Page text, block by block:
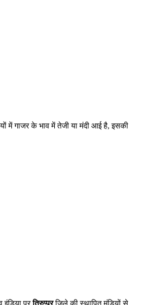
में गाजर के भाव में तेजी या मंदी आई है, इसकी